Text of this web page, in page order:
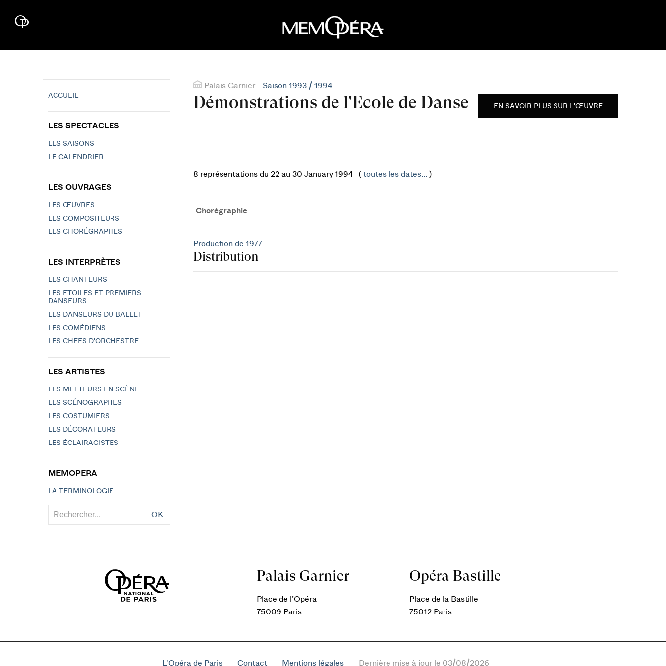
Palais Garnier - Saison 1993 / 1994
Démonstrations de l'Ecole de Danse EN SAVOIR PLUS SUR L'ŒUVRE
8 représentations du 22 au 30 January 1994 ( toutes les dates...)
Chorégraphie
Production de 1977
Distribution
ACCUEIL
LES SPECTACLES
LES SAISONS
LE CALENDRIER
LES OUVRAGES
LES ŒUVRES
LES COMPOSITEURS
LES CHORÉGRAPHES
LES INTERPRÈTES
LES CHANTEURS
LES ETOILES ET PREMIERS
DANSEURS
LES DANSEURS DU BALLET
LES COMÉDIENS
LES CHEFS D'ORCHESTRE
LES ARTISTES
LES METTEURS EN SCÈNE
LES SCÉNOGRAPHES
LES COSTUMIERS
LES DÉCORATEURS
LES ÉCLAIRAGISTES
MEMOPERA
LA TERMINOLOGIE
OK
Palais Garnier
Place de l’Opéra
75009 Paris
Opéra Bastille
Place de la Bastille
75012 Paris
L'Opéra de Paris Contact Mentions légales Dernière mise à jour le 03/08/2026